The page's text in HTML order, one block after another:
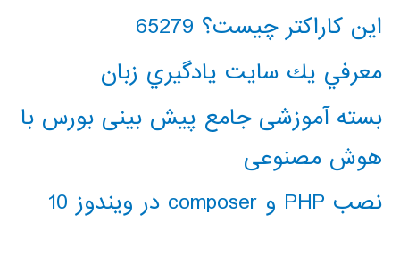
این کاراکتر چیست؟ 65279
معرفي يك سايت يادگيري زبان
بسته آموزشی جامع پیش بینی بورس با
هوش مصنوعی
نصب PHP و composer در ویندوز 10